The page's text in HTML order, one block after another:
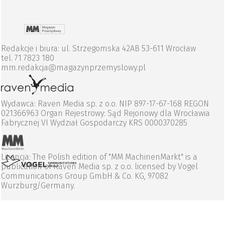
Redakcje i biura: ul. Strzegomska 42AB 53-611 Wrocław
tel. 71 7823 180
mm.redakcja@magazynprzemyslowy.pl
Wydawca: Raven Media sp. z o.o. NIP 897-17-67-168 REGON
021366963 Organ Rejestrowy: Sąd Rejonowy dla Wrocławia
Fabrycznej VI Wydział Gospodarczy KRS 0000370285
Licencja: The Polish edition of "MM MachinenMarkt" is a
publication of Raven Media sp. z o.o. licensed by Vogel
Communications Group GmbH & Co. KG, 97082
Wurzburg/Germany.